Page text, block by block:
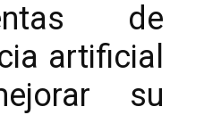
de
artificial
su